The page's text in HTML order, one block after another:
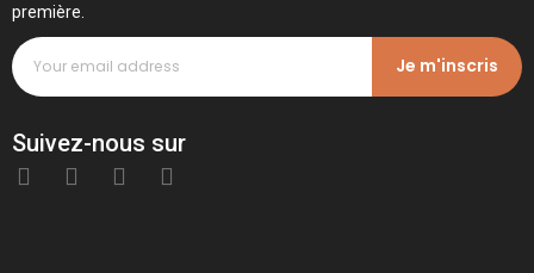
première.
Je m'inscris
Suivez-nous sur